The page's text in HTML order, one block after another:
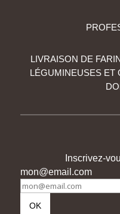
LIVRAISON DE
LÉGUMINEUSES ET
Inscrivez-
mon@email.com